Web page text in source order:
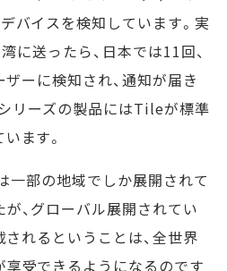
バイスを検知しています。実
送ったら、日本では11回、
ーに検知され、通知が届き
リーズの製品にはTileが標準
ます。
部の地域でしか展開されて
、グローバル展開されてい
れるということは、全世界
受できるようになるのです